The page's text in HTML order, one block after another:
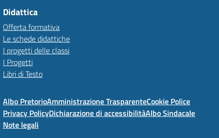
Didattica
Offerta formativa
Le schede didattiche
I progetti delle classi
I Progetti
Libri di Testo
Albo PretorioAmministrazione TrasparenteCookie Police
Privacy PolicyDichiarazione di accessibilitàAlbo Sindacale
Note legali